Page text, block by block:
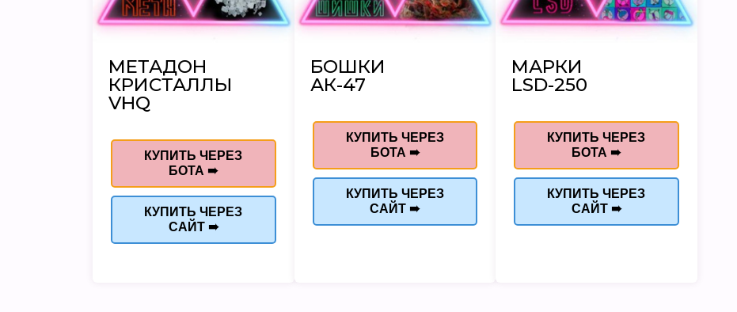
МЕТАДОН
КРИСТАЛЛЫ
VHQ
КУПИТЬ ЧЕРЕЗ
БОТА ➠
КУПИТЬ ЧЕРЕЗ
САЙТ ➠
БОШКИ
АК-47
КУПИТЬ ЧЕРЕЗ
БОТА ➠
КУПИТЬ ЧЕРЕЗ
САЙТ ➠
МАРКИ
LSD-250
КУПИТЬ ЧЕРЕЗ
БОТА ➠
КУПИТЬ ЧЕРЕЗ
САЙТ ➠